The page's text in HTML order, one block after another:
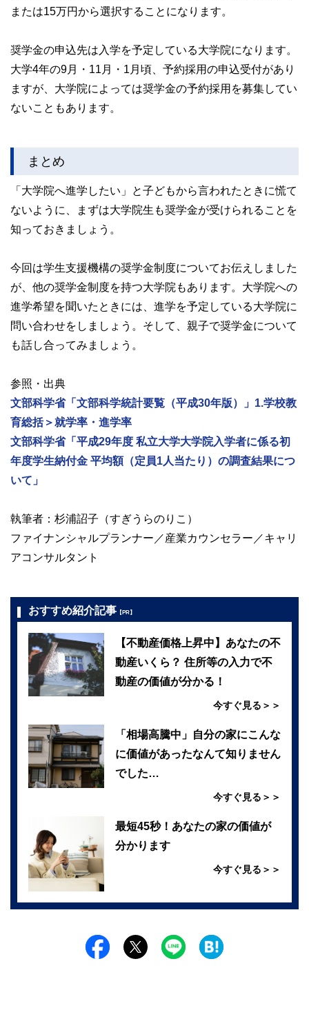
または15万円から選択することになります。
奨学金の申込先は入学を予定している大学院になります。
大学4年の9月・11月・1月頃、予約採用の申込受付があり
ますが、大学院によっては奨学金の予約採用を募集してい
ないこともあります。
まとめ
「大学院へ進学したい」と子どもから言われたときに慌て
ないように、まずは大学院生も奨学金が受けられることを
知っておきましょう。
今回は学生支援機構の奨学金制度についてお伝えしました
が、他の奨学金制度を持つ大学院もあります。大学院への
進学希望を聞いたときには、進学を予定している大学院に
問い合わせをしましょう。そして、親子で奨学金について
も話し合ってみましょう。
参照・出典
文部科学省「文部科学統計要覧（平成30年版）」1.学校教
育総括＞就学率・進学率
文部科学省「平成29年度 私立大学大学院入学者に係る初
年度学生納付金 平均額（定員1人当たり）の調査結果につ
いて」
執筆者：杉浦詔子（すぎうらのりこ）
ファイナンシャルプランナー／産業カウンセラー／キャリ
アコンサルタント
おすすめ紹介記事 【PR】
【不動産価格上昇中】あなたの不
動産いくら？ 住所等の入力で不
動産の価値が分かる！
今すぐ見る＞＞
「相場高騰中」自分の家にこんな
に価値があったなんて知りません
でした…
今すぐ見る＞＞
最短45秒！あなたの家の価値が
分かります
今すぐ見る＞＞